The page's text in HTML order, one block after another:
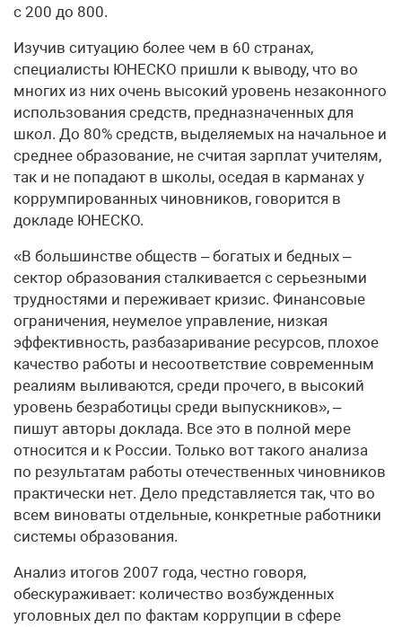
с 200 до 800.
Изучив ситуацию более чем в 60 странах,
специалисты ЮНЕСКО пришли к выводу, что во
многих из них очень высокий уровень незаконного
использования средств, предназначенных для
школ. До 80% средств, выделяемых на начальное и
среднее образование, не считая зарплат учителям,
так и не попадают в школы, оседая в карманах у
коррумпированных чиновников, говорится в
докладе ЮНЕСКО.
«В большинстве обществ – богатых и бедных –
сектор образования сталкивается с серьезными
трудностями и переживает кризис. Финансовые
ограничения, неумелое управление, низкая
эффективность, разбазаривание ресурсов, плохое
качество работы и несоответствие современным
реалиям выливаются, среди прочего, в высокий
уровень безработицы среди выпускников», –
пишут авторы доклада. Все это в полной мере
относится и к России. Только вот такого анализа
по результатам работы отечественных чиновников
практически нет. Дело представляется так, что во
всем виноваты отдельные, конкретные работники
системы образования.
Анализ итогов 2007 года, честно говоря,
обескураживает: количество возбужденных
уголовных дел по фактам коррупции в сфере